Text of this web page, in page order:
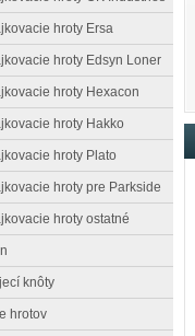
hroty Ersa
hroty Edsyn Loner
hroty Hexacon
hroty Hakko
hroty Plato
hroty pre Parkside
hroty ostatné
knôty
hrotov